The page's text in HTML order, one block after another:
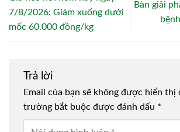
7/8/2026: Giảm xuống dưới
mốc 60.000 đồng/kg
Bàn giải
Trả lời
Email của bạn sẽ không được hiển thị
trường bắt buộc được đánh dấu *